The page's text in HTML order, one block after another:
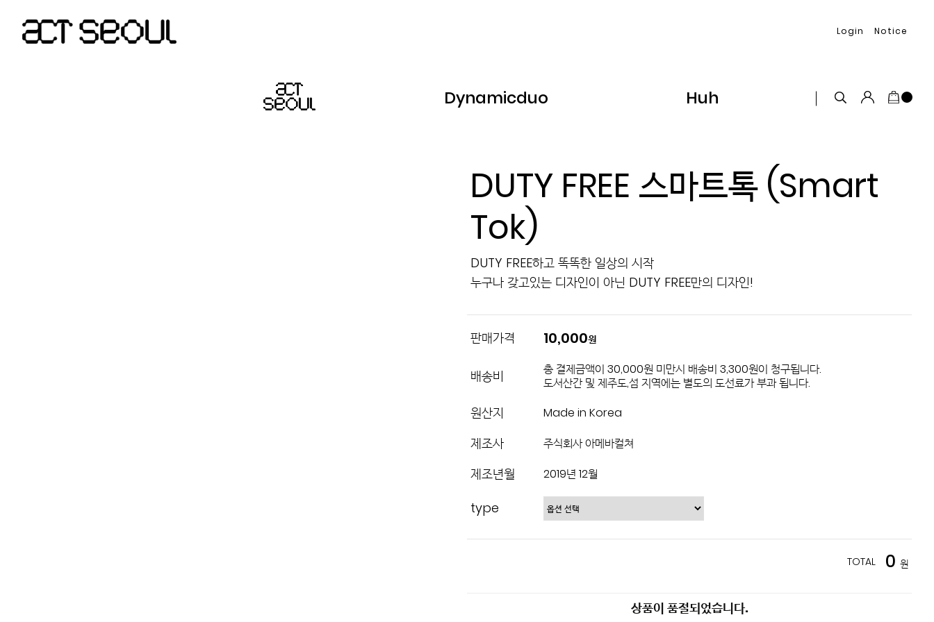
Login Notice
Dynamicduo Huh
DUTY FREE 스마트톡 (Smart
Tok)
DUTY FREE하고 똑똑한 일상의 시작
누구나 갖고있는 디자인이 아닌 DUTY FREE만의 디자인!
판매가격 10,000원
배송비
총 결제금액이 30,000원 미만시 배송비 3,300원이 청구됩니다.
도서산간 및 제주도,섬 지역에는 별도의 도선료가 부과 됩니다.
원산지 Made in Korea
제조사 주식회사 아메바컬쳐
제조년월 2019년 12월
type
TOTAL 0 원
상품이 품절되었습니다.